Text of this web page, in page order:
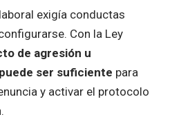
exigía conductas
Con la Ley
de agresión u
ser suficiente para
y activar el protocolo